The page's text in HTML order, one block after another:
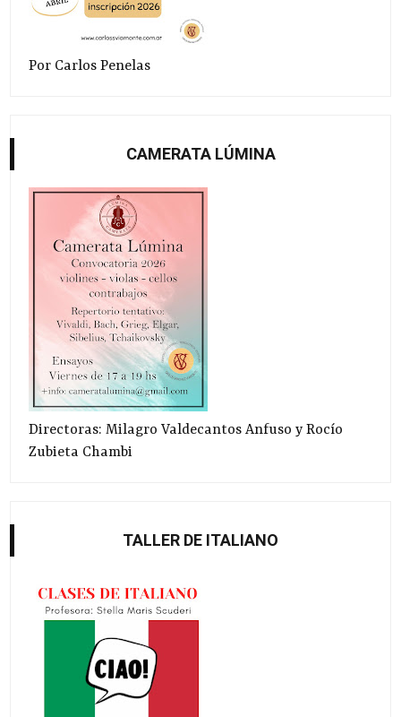
Por Carlos Penelas
CAMERATA LÚMINA
Directoras: Milagro Valdecantos Anfuso y Rocío
Zubieta Chambi
TALLER DE ITALIANO